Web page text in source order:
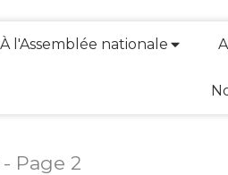
À l'Assemblée nationale
Page 2